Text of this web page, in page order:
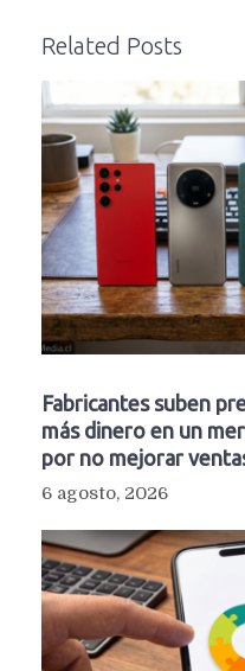
Related Posts
Fabricantes suben
más dinero en un
por no mejorar
6 agosto, 2026